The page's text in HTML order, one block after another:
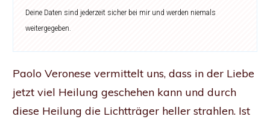
Deine Daten sind jederzeit sicher bei mir und werden niemals
weitergegeben.
Paolo Veronese vermittelt uns, dass in der Liebe
jetzt viel Heilung geschehen kann und durch
diese Heilung die Lichtträger heller strahlen. Ist